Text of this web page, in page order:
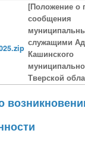
[Положение о
сообщения
служащими
Кашинского
Тверской